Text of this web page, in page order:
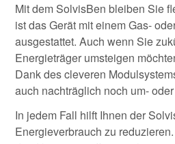
Mit dem SolvisBen bleiben Sie
ist das Gerät mit einem Gas-
ausgestattet. Auch wenn Sie
Energieträger umsteigen
Dank des cleveren
auch nachträglich noch um-
In jedem Fall hilft Ihnen der
Energieverbrauch zu